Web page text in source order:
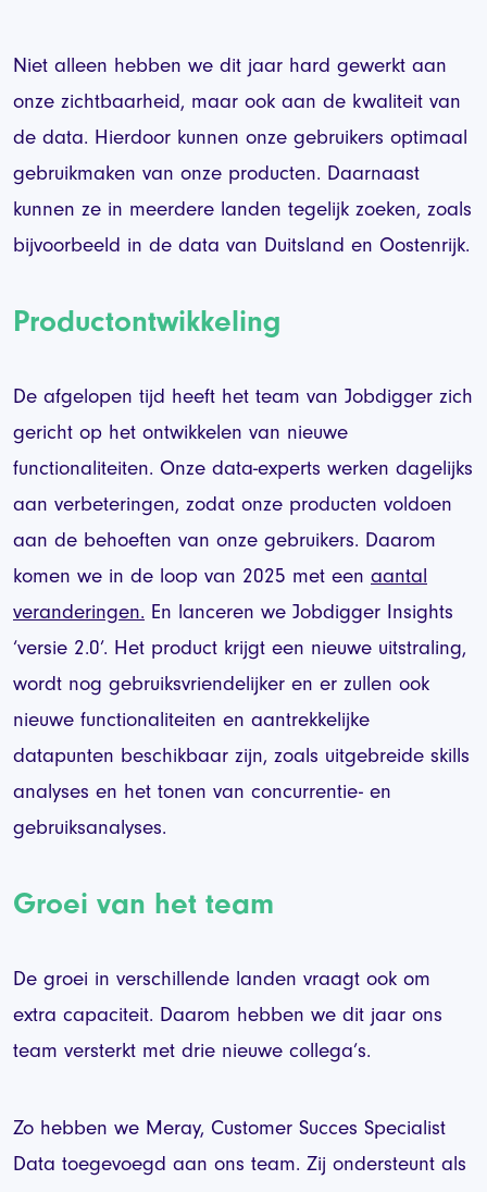
Niet alleen hebben we dit jaar hard gewerkt aan
onze zichtbaarheid, maar ook aan de kwaliteit van
de data. Hierdoor kunnen onze gebruikers optimaal
gebruikmaken van onze producten. Daarnaast
kunnen ze in meerdere landen tegelijk zoeken, zoals
bijvoorbeeld in de data van Duitsland en Oostenrijk.
Productontwikkeling
De afgelopen tijd heeft het team van Jobdigger zich
gericht op het ontwikkelen van nieuwe
functionaliteiten. Onze data-experts werken dagelijks
aan verbeteringen, zodat onze producten voldoen
aan de behoeften van onze gebruikers. Daarom
komen we in de loop van 2025 met een aantal
veranderingen. En lanceren we Jobdigger Insights
‘versie 2.0’. Het product krijgt een nieuwe uitstraling,
wordt nog gebruiksvriendelijker en er zullen ook
nieuwe functionaliteiten en aantrekkelijke
datapunten beschikbaar zijn, zoals uitgebreide skills
analyses en het tonen van concurrentie- en
gebruiksanalyses.
Groei van het team
De groei in verschillende landen vraagt ook om
extra capaciteit. Daarom hebben we dit jaar ons
team versterkt met drie nieuwe collega’s.
Zo hebben we Meray, Customer Succes Specialist
Data toegevoegd aan ons team. Zij ondersteunt als